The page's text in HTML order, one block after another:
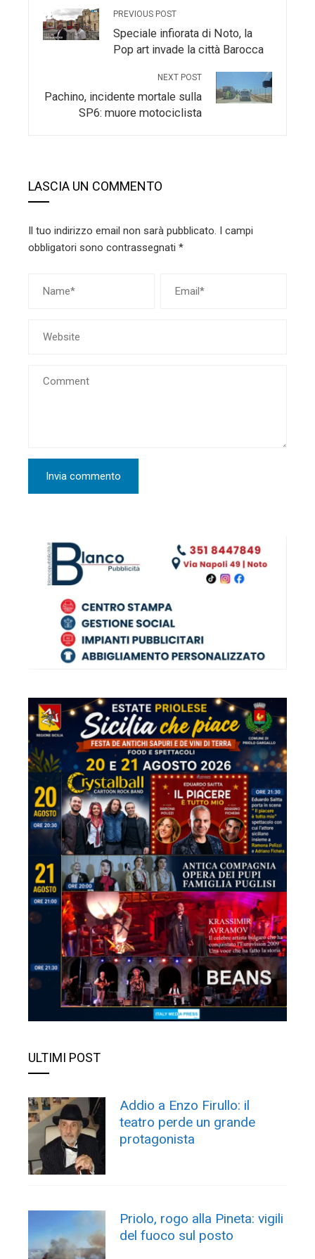
PREVIOUS POST
Speciale infiorata di Noto, la
Pop art invade la città Barocca
NEXT POST
Pachino, incidente mortale sulla
SP6: muore motociclista
LASCIA UN COMMENTO
Il tuo indirizzo email non sarà pubblicato. I campi
obbligatori sono contrassegnati *
ULTIMI POST
Addio a Enzo Firullo: il
teatro perde un grande
protagonista
Priolo, rogo alla Pineta: vigili
del fuoco sul posto